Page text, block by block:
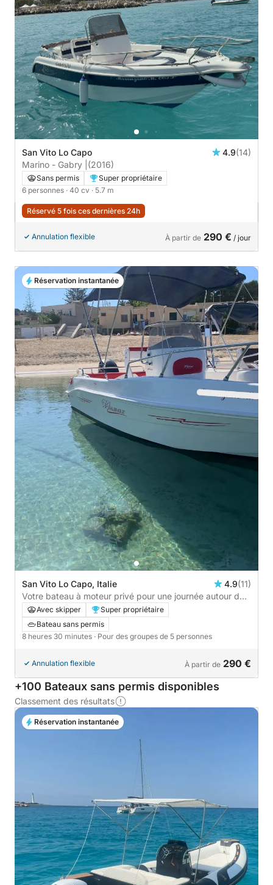
San Vito Lo Capo 4.9(14)
Marino - Gabry | (2016)
Sans permis
Super propriétaire
6 personnes · 40 cv · 5.7 m
Réservé 5 fois ces dernières 24h
Annulation flexible À partir de 290 € / jour
San Vito Lo Capo, Italie 4.9(11)
Votre bateau à moteur privé pour une journée autour de
San Vito Lo Capo
Avec skipper
Super propriétaire
Bateau sans permis
8 heures 30 minutes · Pour des groupes de 5 personnes
Annulation flexible À partir de 290 €
Réservation instantanée
+100 Bateaux sans permis disponibles
Classement des résultats
Réservation instantanée